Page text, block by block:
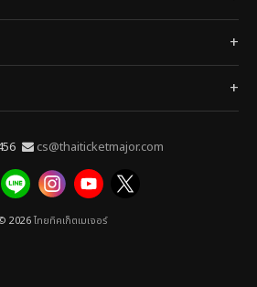
cs@thaiticketmajor.com
2026ไทยทิคเก็ตเมเจอร์